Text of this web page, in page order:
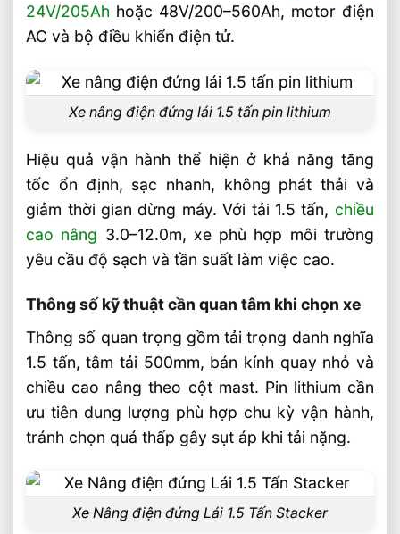
Cách chọn xe nâng điện đứng lái 1.5 tấn
pin lithium phù hợp
Khi nào nên chọn pin lithium thay vì ắc
quy chì?
lái 1.5 tấn pin lithium FAQ
Xe nâng điện đứng lái 1.5 tấn pin lithium
có dùng được cho kho lạnh không?
Pin lithium trên xe 1.5 tấn thường sạc
trong bao lâu?
Xe nâng đứng lái 1.5 tấn phù hợp loại
hàng nào?
Video: Xe Nâng Điện Đứng Lái 1.5 Tấn Pin
Lithium Có Tốt Không?
Sản phẩm đề xuất
Liên hệ mua sản phẩm
Chọn Xe Nâng Điện Phù Hợp Theo Từng
Loại Pallet Tối Ưu Nhất
24V/205Ah hoặc 48V/200–560Ah, motor điện
AC và bộ điều khiển điện tử.
Xe nâng điện đứng lái 1.5 tấn pin lithium
Hiệu quả vận hành thể hiện ở khả năng tăng
tốc ổn định, sạc nhanh, không phát thải và
giảm thời gian dừng máy. Với tải 1.5 tấn, chiều
cao nâng 3.0–12.0m, xe phù hợp môi trường
yêu cầu độ sạch và tần suất làm việc cao.
Thông số kỹ thuật cần quan tâm khi chọn xe
Thông số quan trọng gồm tải trọng danh nghĩa
1.5 tấn, tâm tải 500mm, bán kính quay nhỏ và
chiều cao nâng theo cột mast. Pin lithium cần
ưu tiên dung lượng phù hợp chu kỳ vận hành,
tránh chọn quá thấp gây sụt áp khi tải nặng.
Xe Nâng điện đứng Lái 1.5 Tấn Stacker